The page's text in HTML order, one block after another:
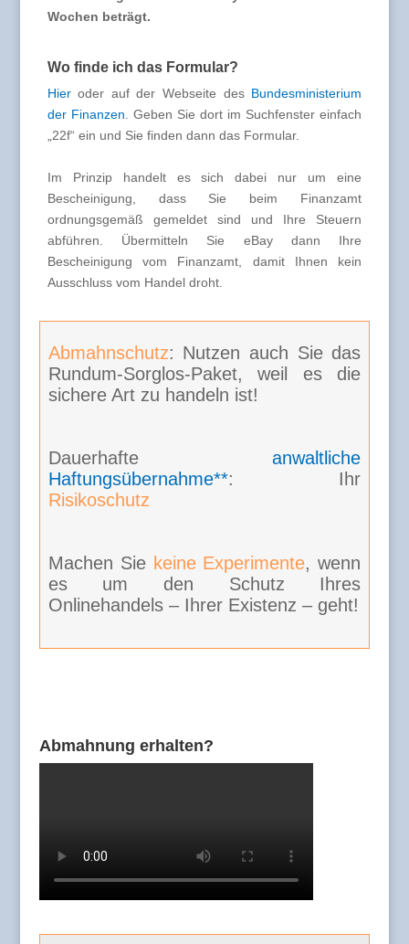
Wochen beträgt.
Wo finde ich das Formular?
Hieroder auf der Webseite des Bundesministerium
der Finanzen . Geben Sie dort im Suchfenster einfach
„22f“ ein und Sie finden dann das Formular.
Im Prinzip handelt es sich dabei nur um eine
Bescheinigung, dass Sie beim Finanzamt
ordnungsgemäß gemeldet sind und Ihre Steuern
abführen. Übermitteln Sie eBay dann Ihre
Bescheinigung vom Finanzamt, damit Ihnen kein
Ausschluss vom Handel droht.
Abmahnschutz: Nutzen auch Sie das
Rundum-Sorglos-Paket, weil es die
sichere Art zu handeln ist!
Dauerhafteanwaltliche
Haftungsübernahme**: Ihr
Risikoschutz
Machen Sie keine Experimente, wenn
es um den Schutz Ihres
Onlinehandels – Ihrer Existenz – geht!
Abmahnung erhalten?